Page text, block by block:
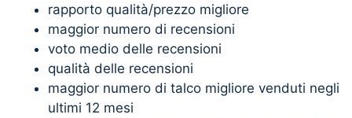
rapporto qualità/prezzo migliore
maggior numero di recensioni
voto medio delle recensioni
qualità delle recensioni
maggior numero di talco migliore venduti negli
ultimi 12 mesi